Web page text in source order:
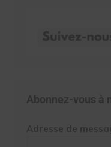
Abonnez-vous à
Adresse de